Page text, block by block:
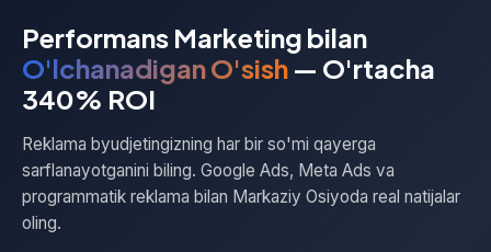
Performans Marketing bilan
O'lchanadigan O'sish — O'rtacha
340% ROI
Reklama byudjetingizning har bir so'mi qayerga
sarflanayotganini biling. Google Ads, Meta Ads va
programmatik reklama bilan Markaziy Osiyoda real natijalar
oling.